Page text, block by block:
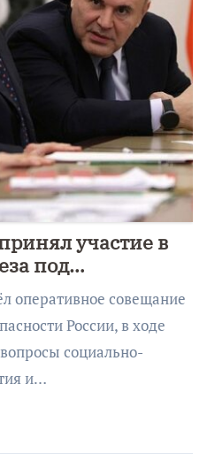
участие в
под
оперативное совещание
России, в ходе
социально-
и…